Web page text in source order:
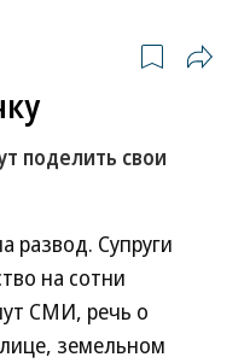
поделить свои
развод. Супруги
на сотни
СМИ, речь о
земельном